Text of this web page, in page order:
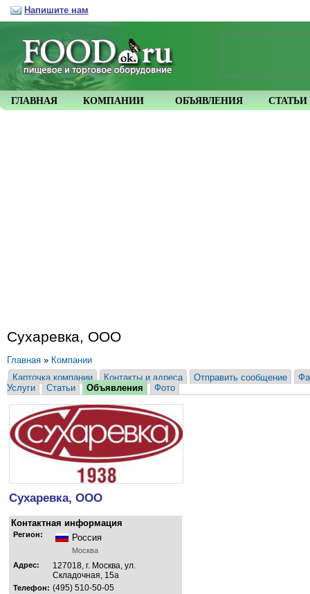
Сухаревка, ООО
Главная » Компании
Карточка компании
Контакты и адреса Отправить сообщение
Услуги
Статьи Объявления Фото
Сухаревка, ООО
Контактная информация
Регион: Россия
Москва
Адрес:
127018, г. Москва, ул.
Складочная, 15а
Телефон: (495) 510-50-05
ГЛАВНАЯ КОМПАНИИ ОБЪЯВЛЕНИЯ СТАТЬИ
Напишите нам